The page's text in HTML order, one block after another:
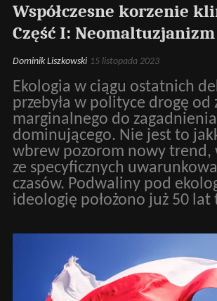
Współczesne korzenie
Część I: Neomaltuzjanizm
Dominik Liszkowski 15 listopada 2023
Ekologia w ciągu ostatnich
przebyła w polityce drogę od
marginalnego do zagadnienia
dominującego. Nie jest to
wbrew pozorom nowy trend,
ze specyficznych
czasów. Podwaliny pod
ideologię położono już 50 lat